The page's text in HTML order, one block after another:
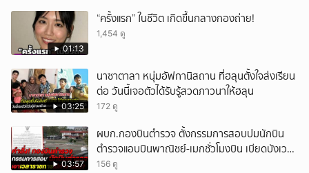
01:13
“ครั้งแรก” ในชีวิต เกิดขึ้นกลางกองถ่าย!
1,454 ดู
03:25
นาซาตาลา หนุ่มอัฟกานิสถาน ที่ฮลุนตั้งใจส่งเรียน
ต่อ วันนี้เจอตัวได้รับรู้สวดภาวนาให้ฮลุน
172 ดู
03:57
ผบก.กองบินตำรวจ ตั้งกรรมการสอบปมนักบิน
ตำรวจแอบบินพาณิชย์-เมกชั่วโมงบิน เบียดบังเวลา
ทำหน้าที่
156 ดู